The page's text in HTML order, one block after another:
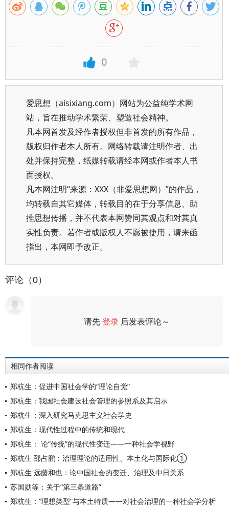
0
爱思想（aisixiang.com）网站为公益纯学术网
站，旨在推动学术繁荣、塑造社会精神。
凡本网首发及经作者授权但非首发的所有作品，
版权归作者本人所有。网络转载请注明作者、出
处并保持完整，纸媒转载请经本网或作者本人书
面授权。
凡本网注明“来源：XXX（非爱思想网）”的作品，
均转载自其它媒体，转载目的在于分享信息、助
推思想传播，并不代表本网赞同其观点和对其真
实性负责。若作者或版权人不愿被使用，请来函
指出，本网即予改正。
评论（0）
请先登录 后发表评论～
相同作者阅读
郑杭生：促进中国社会学的“理论自觉”
郑杭生：我国社会建设社会管理的参照系及其启示
郑杭生：深入研究马克思主义社会学史
郑杭生：现代性过程中的传统和现代
郑杭生： 论“传统”的现代性变迁——一种社会学视野
郑杭生 邵占鹏：治理理论的适用性、本土化与国际化①
郑杭生 远藤和也：论中国社会的变迁、治理及中日关系
苏国勋等：关于“第三条道路”
郑杭生：“理想类型”与本土特质——对社会治理的一种社会学分析